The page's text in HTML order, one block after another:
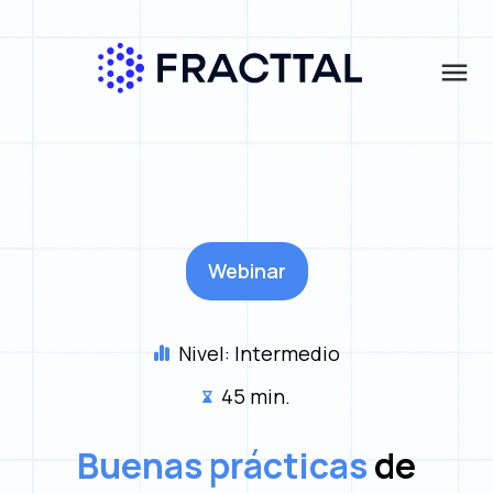
menu
Webinar
Nivel: Intermedio
45 min.
Buenas prácticasde